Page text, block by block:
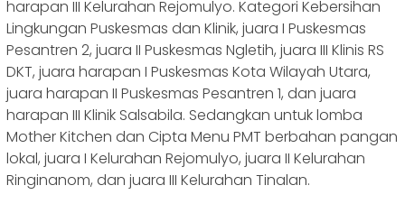
harapan III Kelurahan Rejomulyo. Kategori Kebersihan
Lingkungan Puskesmas dan Klinik, juara I Puskesmas
Pesantren 2, juara II Puskesmas Ngletih, juara III Klinis RS
DKT, juara harapan I Puskesmas Kota Wilayah Utara,
juara harapan II Puskesmas Pesantren 1, dan juara
harapan III Klinik Salsabila. Sedangkan untuk lomba
Mother Kitchen dan Cipta Menu PMT berbahan pangan
lokal, juara I Kelurahan Rejomulyo, juara II Kelurahan
Ringinanom, dan juara III Kelurahan Tinalan.